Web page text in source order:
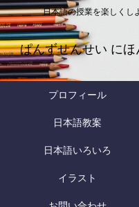
日本語の授業を楽しくし
ぱんずせんせい に
プロフィール
日本語教案
日本語いろいろ
イラスト